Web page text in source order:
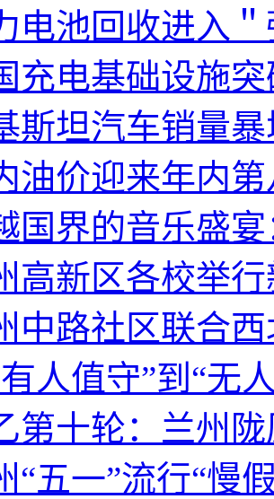
电池回收进入
充电基础设施
斯坦汽车销量
油价迎来年内
国界的音乐盛
高新区各校举
中路社区联合
人值守”到“无
第十轮：兰州
“五一”流行“慢